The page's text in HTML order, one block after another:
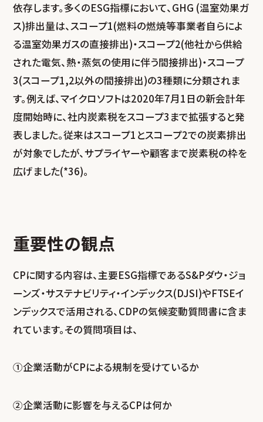
依存します。多くのESG指標において、GHG (温室効果ガ
ス)排出量は、スコープ1(燃料の燃焼等事業者自らによ
る温室効果ガスの直接排出)・スコープ2(他社から供給
された電気、熱・蒸気の使用に伴う間接排出)・スコープ
3(スコープ1,2以外の間接排出)の3種類に分類されま
す。例えば、マイクロソフトは2020年7月1日の新会計年
度開始時に、社内炭素税をスコープ3まで拡張すると発
表しました。従来はスコープ1とスコープ2での炭素排出
が対象でしたが、サプライヤーや顧客まで炭素税の枠を
広げました(*36)。
重要性の観点
CPに関する内容は、主要ESG指標であるS&Pダウ・ジョ
ーンズ・サステナビリティ・インデックス(DJSI)やFTSEイ
ンデックスで活用される、CDPの気候変動質問書に含ま
れています。その質問項目は、
①企業活動がCPによる規制を受けているか
②企業活動に影響を与えるCPは何か